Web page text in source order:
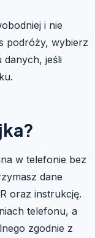
i nie
podróży, wybierz
danych, jeśli
w telefonie bez
dane
oraz instrukcję.
telefonu, a
zgodnie z